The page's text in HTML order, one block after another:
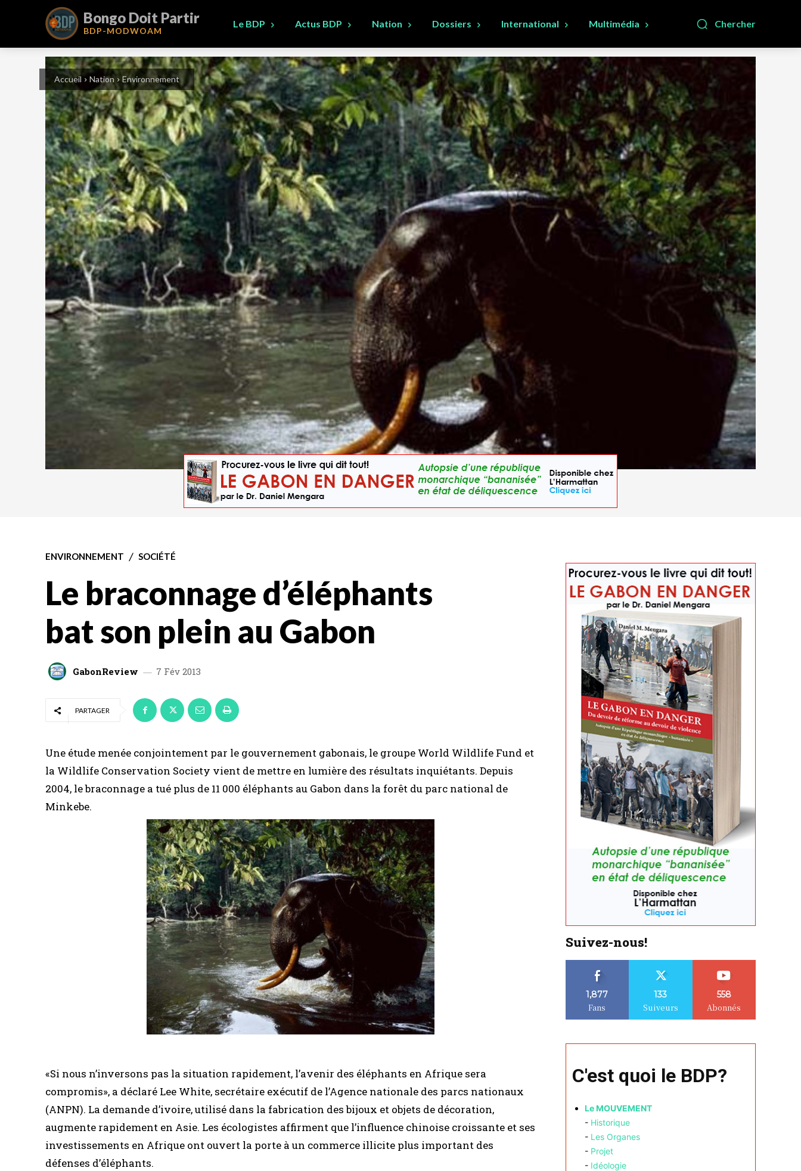
Bongo Doit Partir
BDP-MODWOAM
Chercher
Le BDP Actus BDP Nation Dossiers International Multimédia
Accueil Nation Environnement
ENVIRONNEMENT SOCIÉTÉ
Le braconnage d’éléphants
bat son plein au Gabon
GabonReview 7 Fév 2013
PARTAGER
Une étude menée conjointement par le gouvernement gabonais, le groupe World Wildlife Fund et
la Wildlife Conservation Society vient de mettre en lumière des résultats inquiétants. Depuis
2004, le braconnage a tué plus de 11 000 éléphants au Gabon dans la forêt du parc national de
Minkebe.
«Si nous n’inversons pas la situation rapidement, l’avenir des éléphants en Afrique sera
compromis», a déclaré Lee White, secrétaire exécutif de l’Agence nationale des parcs nationaux
(ANPN). La demande d’ivoire, utilisé dans la fabrication des bijoux et objets de décoration,
augmente rapidement en Asie. Les écologistes affirment que l’influence chinoise croissante et ses
investissements en Afrique ont ouvert la porte à un commerce illicite plus important des
défenses d’éléphants.
Suivez-nous!
1,877
Fans
133
Suiveurs
558
Abonnés
C'est quoi le BDP?
Le MOUVEMENT
- Historique
- Les Organes
- Projet
- Idéologie